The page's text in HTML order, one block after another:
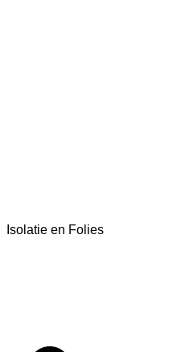
Isolatie en Folies